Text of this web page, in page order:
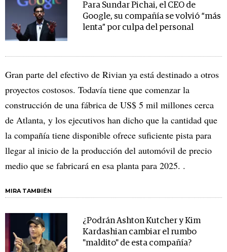
Para Sundar Pichai, el CEO de
Google, su compañía se volvió “más
lenta” por culpa del personal
Gran parte del efectivo de Rivian ya está destinado a otros
proyectos costosos. Todavía tiene que comenzar la
construcción de una fábrica de US$ 5 mil millones cerca
de Atlanta, y los ejecutivos han dicho que la cantidad que
la compañía tiene disponible ofrece suficiente pista para
llegar al inicio de la producción del automóvil de precio
medio que se fabricará en esa planta para 2025. .
MIRA TAMBIÉN
¿Podrán Ashton Kutcher y Kim
Kardashian cambiar el rumbo
"maldito" de esta compañía?